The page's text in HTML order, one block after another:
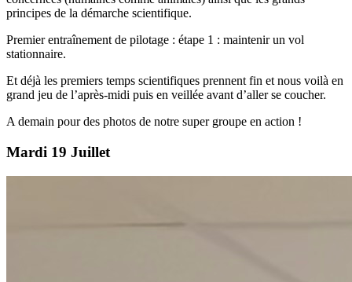
principes de la démarche scientifique.
Premier entraînement de pilotage : étape 1 : maintenir un vol
stationnaire.
Et déjà les premiers temps scientifiques prennent fin et nous voilà en
grand jeu de l’après-midi puis en veillée avant d’aller se coucher.
A demain pour des photos de notre super groupe en action !
Mardi 19 Juillet